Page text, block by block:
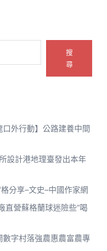
搜
尋
口外行動】公路建養中間
設計港地理臺發出本年
分享–文史–中國作家網
直營蘇格蘭球迷險些“喝
字村落強農惠農富農專